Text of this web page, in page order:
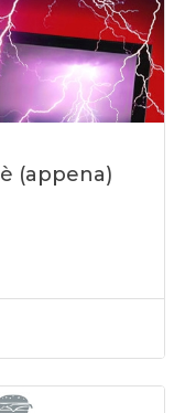
(appena)